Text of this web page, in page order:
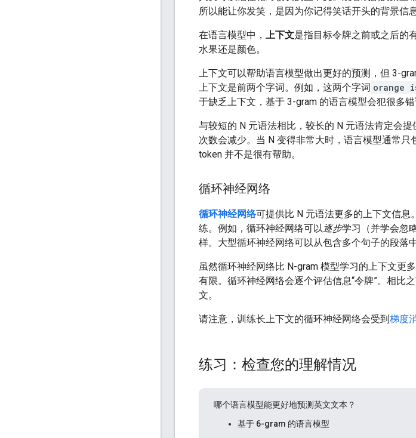
所以能让你发笑，是因为你记得笑话开头的背景信息
在语言模型中， 上下文是指目标令牌之前或之后的
水果还是颜色。
上下文可以帮助语言模型做出更好的预测，但 3-
上下文是前两个字词。例如，这两个字词 orange
于缺乏上下文，基于 3-gram 的语言模型会犯很多错
与较短的 N 元语法相比，较长的 N 元语法肯定会
次数会减少。当 N 变得非常大时，语言模型通常
token 并不是很有帮助。
循环神经网络
循环神经网络可提供比 N 元语法更多的上下文信息
练。例如，循环神经网络可以逐步学习（并学会忽
样。大型循环神经网络可以从包含多个句子的段落
虽然循环神经网络比 N-gram 模型学习的上下文更
有限。循环神经网络会逐个评估信息“令牌”。相比
文。
请注意，训练长上下文的循环神经网络会受到梯度
练习：检查您的理解情况
哪个语言模型能更好地预测英文文本？
基于 6-gram 的语言模型